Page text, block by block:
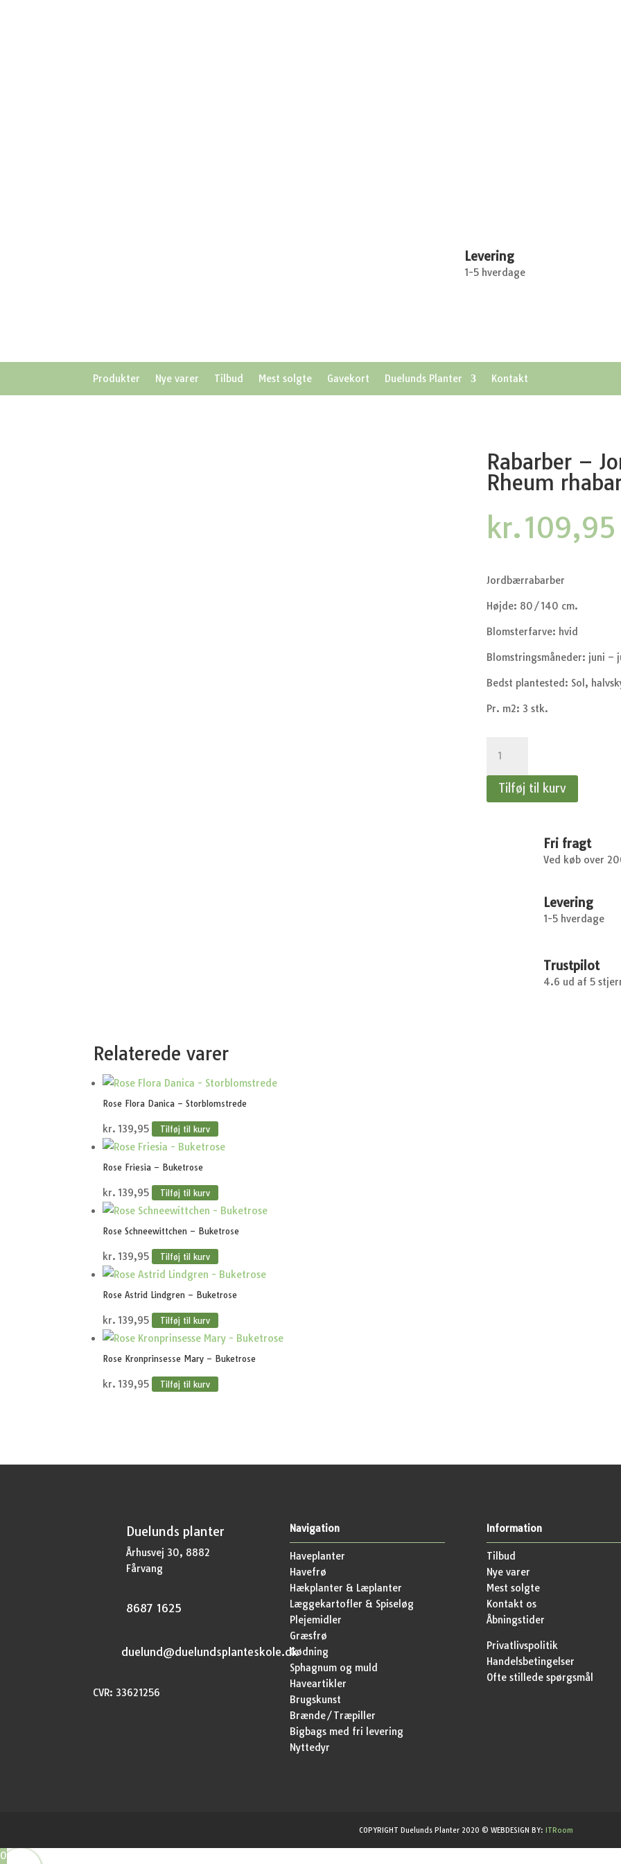
Levering
1-5 hverdage
Produkter Nye varer Tilbud Mest solgte Gavekort Duelunds Planter Kontakt
Rabarber –
Rheum
kr.109,95
Jordbærrabarber
Højde: 80/140 cm.
Blomsterfarve: hvid
Blomstringsmåneder: juni –
Bedst plantested: Sol,
Pr. m2: 3 stk.
Jordbærrabarber
Tilføj til kurv
Fri fragt
Ved køb over
Levering
1-5 hverdage
Trustpilot
4.6 ud af 5
Relaterede varer
Rose Flora Danica – Storblomstrede
kr. 139,95 Tilføj til kurv
Rose Friesia – Buketrose
kr. 139,95 Tilføj til kurv
Rose Schneewittchen – Buketrose
kr. 139,95 Tilføj til kurv
Rose Astrid Lindgren – Buketrose
kr. 139,95 Tilføj til kurv
Rose Kronprinsesse Mary – Buketrose
kr. 139,95 Tilføj til kurv
Duelunds planter
Århusvej 30, 8882
Fårvang
8687 1625
duelund@duelundsplanteskole.dk
CVR: 33621256
Navigation
Haveplanter
Havefrø
Hækplanter & Læplanter
Læggekartofler & Spiseløg
Plejemidler
Græsfrø
Gødning
Sphagnum og muld
Haveartikler
Brugskunst
Brænde/Træpiller
Bigbags med fri levering
Nyttedyr
Information
Tilbud
Nye varer
Mest solgte
Kontakt os
Åbningstider
Privatlivspolitik
Handelsbetingelser
Ofte stillede spørgsmål
COPYRIGHT Duelunds Planter 2020 © WEBDESIGN BY: ITRoom
0